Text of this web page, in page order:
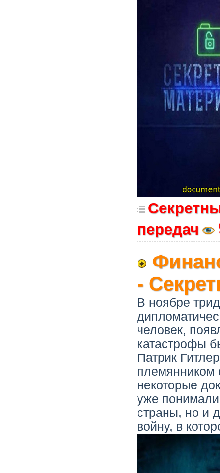
передач
-
В ноябре
человек,
катастрофы
Патрик
племянником
некоторые
уже
страны, но и
войну, в